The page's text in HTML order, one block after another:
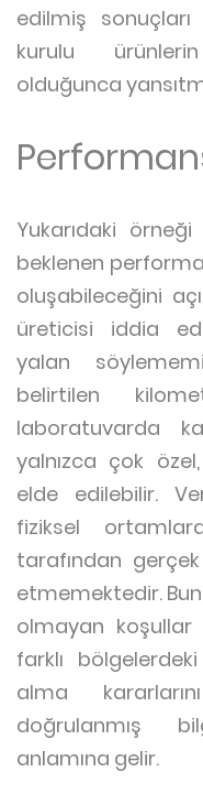
edilmiş
kurulu
olduğunca
Yukarıdaki
beklenen
oluşabileceğini
üreticisi iddia
yalan
belirtilen
laboratuvarda
yalnızca çok
elde edilebilir.
fiziksel
tarafından
etmemektedir.
olmayan
farklı
alma
doğrulanmış
anlamına gelir.